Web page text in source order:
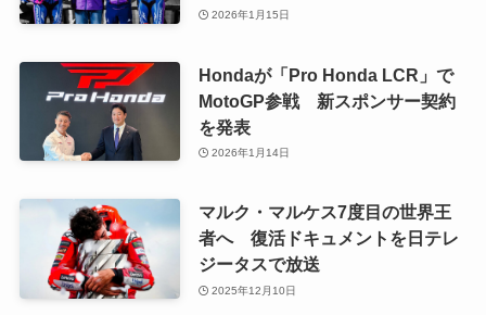
2026年1月15日
Hondaが「Pro Honda LCR」で
MotoGP参戦 新スポンサー契約
を発表
2026年1月14日
マルク・マルケス7度目の世界王
者へ 復活ドキュメントを日テレ
ジータスで放送
2025年12月10日